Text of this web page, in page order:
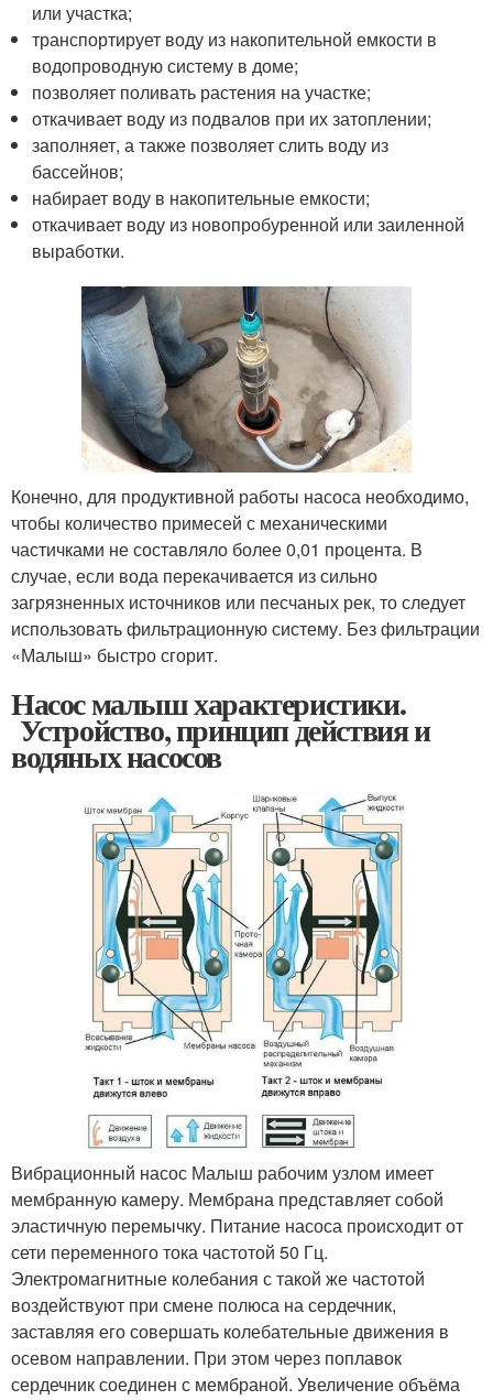
или участка;
транспортирует воду из накопительной емкости в
водопроводную систему в доме;
позволяет поливать растения на участке;
откачивает воду из подвалов при их затоплении;
заполняет, а также позволяет слить воду из
бассейнов;
набирает воду в накопительные емкости;
откачивает воду из новопробуренной или заиленной
выработки.
Конечно, для продуктивной работы насоса необходимо,
чтобы количество примесей с механическими
частичками не составляло более 0,01 процента. В
случае, если вода перекачивается из сильно
загрязненных источников или песчаных рек, то следует
использовать фильтрационную систему. Без фильтрации
«Малыш» быстро сгорит.
Насос малыш характеристики.
Устройство, принцип действия и
водяных насосов
Вибрационный насос Малыш рабочим узлом имеет
мембранную камеру. Мембрана представляет собой
эластичную перемычку. Питание насоса происходит от
сети переменного тока частотой 50 Гц.
Электромагнитные колебания с такой же частотой
воздействуют при смене полюса на сердечник,
заставляя его совершать колебательные движения в
осевом направлении. При этом через поплавок
сердечник соединен с мембраной. Увеличение объёма